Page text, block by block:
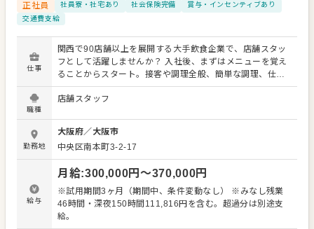
正社員
社員寮・社宅あり 社会保険完備
賞与・インセンティブあり
交通費支給
仕事
関西で90店舗以上を展開する大手飲食企業で、店舗スタッ
フとして活躍しませんか？ 入社後、まずはメニューを覚え
ることからスタート。接客や調理全般、簡単な調理、仕入
れ・在庫管理、アルバイトスタッフの教育など、多岐にわ
たる業務をお任せします。 季節限定メニューにも携わり、
デアも大歓迎。経験が浅い方も先輩スタッフが丁寧にサポ
ートします。出店予定が豊富で、将来は店長、料理長、SV
といった本部職への昇格、あるいは独立も目指せます。 ＜
おすすめポイント＞ 第9回など複数回にわたり「働きたい
店舗アワード」受賞の、人を大切にする企業です。独立支
援制度あり。関西で90店舗以上の安定企業で、キャリアア
ップのチャンスが豊富です。
職種
店舗スタッフ
勤務地
大阪府／ 大阪市
中央区南本町3-2-17
給与
月給:300,000円〜370,000円
※試用期間3ヶ月（期間中、条件変動なし） ※みなし残業
46時間・深夜150時間111,816円を含む。超過分は別途支
給。